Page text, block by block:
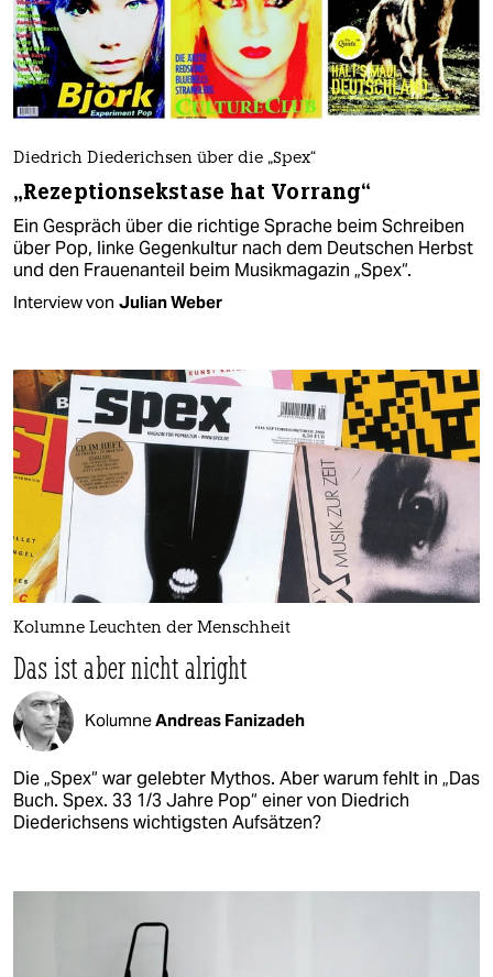
Diedrich Diederichsen über die „Spex“
„Rezeptionsekstase hat Vorrang“
Ein Gespräch über die richtige Sprache beim Schreiben
über Pop, linke Gegenkultur nach dem Deutschen Herbst
und den Frauenanteil beim Musikmagazin „Spex“.
Interview von Julian Weber
Kolumne Leuchten der Menschheit
Das ist aber nicht alright
KolumneAndreas Fanizadeh
Die „Spex“ war gelebter Mythos. Aber warum fehlt in „Das
Buch. Spex. 33 1/3 Jahre Pop“ einer von Diedrich
Diederichsens wichtigsten Aufsätzen?